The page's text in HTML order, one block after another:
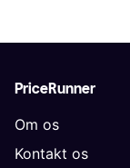
PriceRunner
Om os
Kontakt os